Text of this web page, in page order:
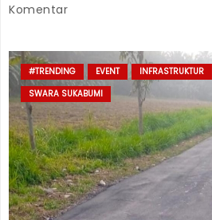
Komentar
#TRENDING EVENT INFRASTRUKTUR
SWARA SUKABUMI